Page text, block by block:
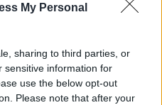
My Personal
sharing to third parties, or
sensitive information for
use the below opt-out
Please note that after your